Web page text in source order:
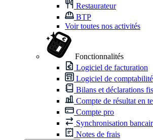
Restaurateur
BTP
Voir toutes nos activités
Fonctionnalités
Logiciel de facturation
Logiciel de comptabilité
Bilans et déclarations
Compte de résultat en
Compte pro
Synchronisation
Notes de frais